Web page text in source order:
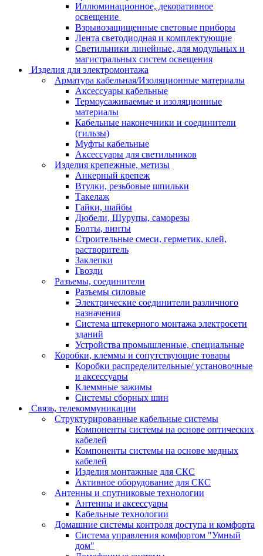
Иллюминационное, декоративное
освещение
Взрывозащищенные световые приборы
Лента светодиодная и комплектующие
Светильники линейные, для модульных и
магистральных систем освещения
Изделия для электромонтажа
Арматура кабельная/Изоляционные материалы
Аксессуары кабельные
Термоусаживаемые и изоляционные
материалы
Кабельные наконечники и соединители
(гильзы)
Муфты кабельные
Аксессуары для светильников
Изделия крепежные, метизы
Анкерный крепеж
Втулки, резьбовые шпильки
Такелаж
Гайки, шайбы
Дюбели, Шурупы, саморезы
Болты, винты
Строительные смеси, герметик, клей,
растворитель
Заклепки
Гвозди
Разъемы, соединители
Разъемы силовые
Электрические соединители различного
назначения
Система штекерного монтажа электросети
зданий
Устройства промышленные, специальные
Коробки, клеммы и сопутствующие товары
Коробки распределительные/ установочные
и аксессуары
Клеммные зажимы
Системы сборных шин
Связь, телекоммуникации
Структурированные кабельные системы
Компоненты системы на основе оптических
кабелей
Компоненты системы на основе медных
кабелей
Изделия монтажные для СКС
Активное оборудование для СКС
Антенны и спутниковые технологии
Антенны и аксессуары
Кабельные технологии
Домашние системы контроля доступа и комфорта
Система управления комфортом "Умный
дом"